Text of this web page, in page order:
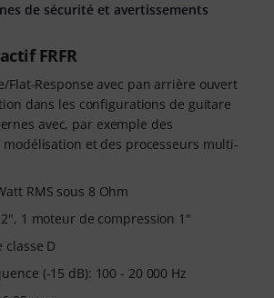
FRFR
Flat-Response avec pan arrière ouvert
dans les configurations de guitare
avec, par exemple des
et des processeurs multi-
RMS sous 8 Ohm
1 moteur de compression 1"
D
(-15 dB): 100 - 20 000 Hz
de sécurité et avertissements